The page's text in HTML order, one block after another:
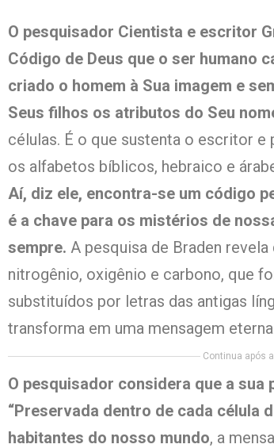
O pesquisador Cientista e escritor
Código de Deus que o ser humano
criado o homem à Sua imagem e
Seus filhos os atributos do Seu
células. É o que sustenta o escritor e
os alfabetos bíblicos, hebraico e
Aí, diz ele, encontra-se um código
é a chave para os mistérios de
sempre. A pesquisa de Braden
nitrogênio, oxigênio e carbono, que
substituídos por letras das antigas
transforma em uma mensagem
Continua após
O pesquisador considera que a
“Preservada dentro de cada célula
habitantes do nosso mundo, a